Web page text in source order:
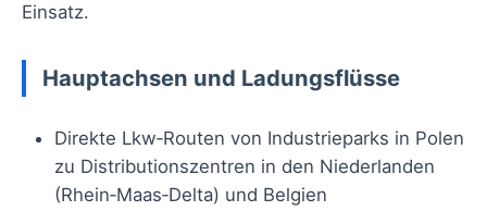
Einsatz.
Hauptachsen und Ladungsflüsse
Direkte Lkw‑Routen von Industrieparks in Polen
zu Distributionszentren in den Niederlanden
(Rhein‑Maas‑Delta) und Belgien